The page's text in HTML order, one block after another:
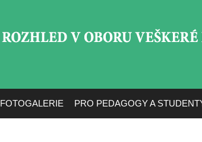
FOTOGALERIE PRO PEDAGOGY A